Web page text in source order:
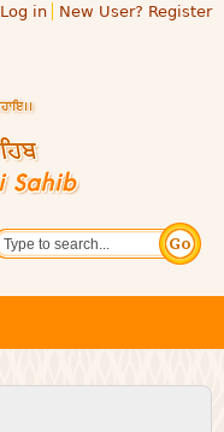
Log in New User? Register
Search